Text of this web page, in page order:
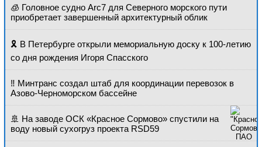
Журнал
Реклама
Конференции
Выставки и семинары
Личности
Словарь
Флот
Галерея флота
Форум
🧊 Головное судно Arc7 для Северного морского пути
приобретает завершенный архитектурный облик
🎗️ В Петербурге открыли мемориальную доску к 100-летию
со дня рождения Игоря Спасского
‼️ Минтранс создал штаб для координации перевозок в
Азово-Черноморском бассейне
🚢 На заводе ОСК «Красное Сормово» спустили на
воду новый сухогруз проекта RSD59